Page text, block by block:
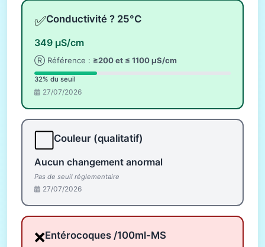
✅Conductivité ? 25°C
349 µS/cm
Ⓡ Référence : ≥200 et ≤ 1100 µS/cm
32% du seuil
27/07/2026
Couleur (qualitatif)
Aucun changement anormal
Pas de seuil réglementaire
27/07/2026
❌Entérocoques /100ml-MS